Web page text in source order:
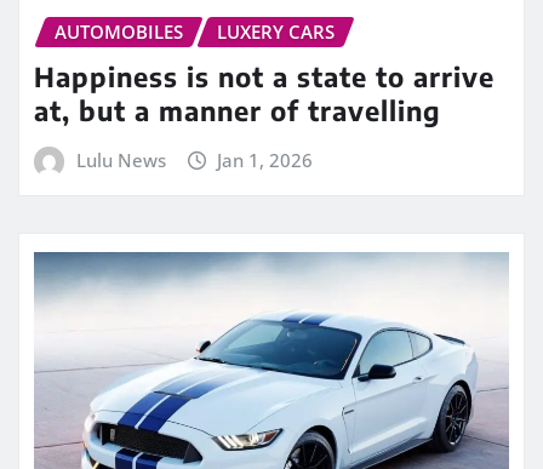
AUTOMOBILES LUXERY CARS
Happiness is not a state to arrive
at, but a manner of travelling
Lulu News Jan 1, 2026